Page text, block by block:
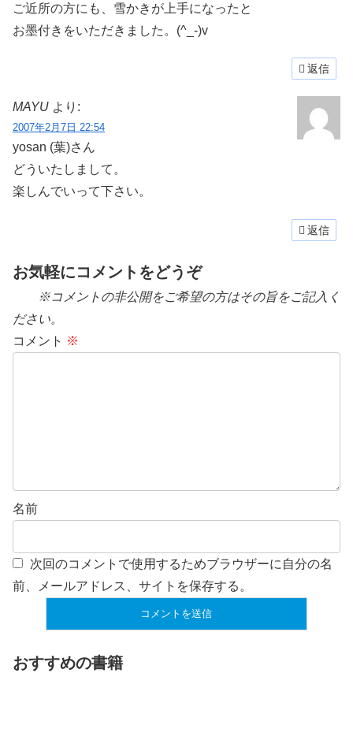
ご近所の方にも、雪かきが上手になったと
お墨付きをいただきました。(^_-)v
返信
MAYU より:
2007年2月7日 22:54
yosan (葉)さん
どういたしまして。
楽しんでいって下さい。
返信
お気軽にコメントをどうぞ
※コメントの非公開をご希望の方はその旨をご記入く
ださい。
コメント ※
名前
次回のコメントで使用するためブラウザーに自分の名
前、メールアドレス、サイトを保存する。
おすすめの書籍